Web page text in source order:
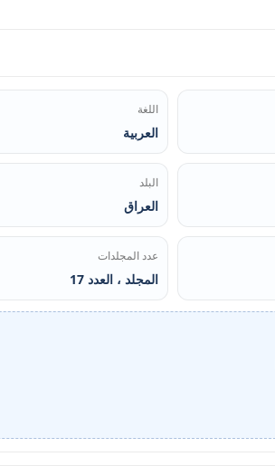
اللغة
العربية
البلد
العراق
عدد المجلدات
المجلد ، العدد 17